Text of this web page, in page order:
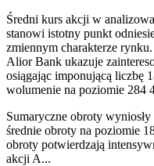
Średni kurs akcji w
stanowi istotny punkt
zmiennym charakterze
Alior Bank ukazuje
osiągając imponującą liczbę
wolumenie na poziomie 284
Sumaryczne obroty wyniosły
średnie obroty na poziomie
obroty potwierdzają
akcji A...